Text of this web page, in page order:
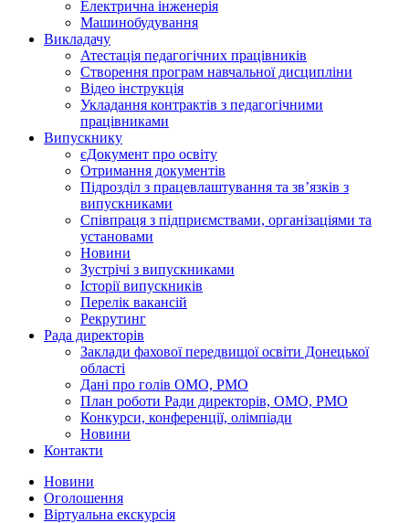
Електрична інженерія
Машинобудування
Викладачу
Атестація педагогічних працівників
Створення програм навчальної дисципліни
Відео інструкція
Укладання контрактів з педагогічними
працівниками
Випускнику
єДокумент про освіту
Отримання документів
Підрозділ з працевлаштування та зв’язків з
випускниками
Співпраця з підприємствами, організаціями та
установами
Новини
Зустрічі з випускниками
Історії випускників
Перелік вакансій
Рекрутинг
Рада директорів
Заклади фахової передвищої освіти Донецької
області
Дані про голів ОМО, РМО
План роботи Ради директорів, ОМО, РМО
Конкурси, конференції, олімпіади
Новини
Контакти
Новини
Оголошення
Віртуальна екскурсія